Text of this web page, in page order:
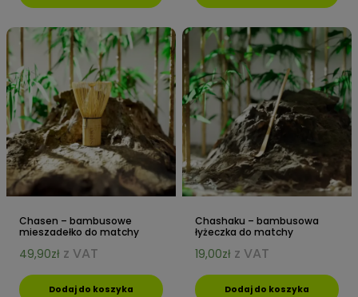
Chasen – bambusowe
mieszadełko do matchy
49,90zł z VAT
Dodaj do koszyka
Chashaku – bambusowa
łyżeczka do matchy
19,00zł z VAT
Dodaj do koszyka